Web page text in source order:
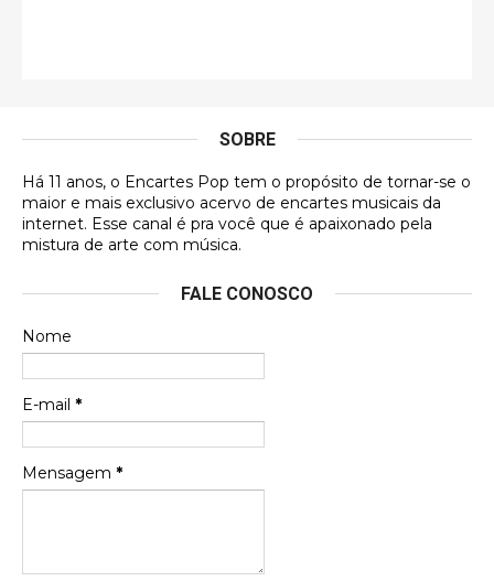
DVD MIDINHO
Francierton
futuras aquisições, e olhando o encarte aqui, me
Francierton
Espero que tenham sentido minha falta, informo
que estou de volta para trazer mais contribuições
SOBRE
Há 11 anos, o Encartes Pop tem o propósito de tornar-se o
maior e mais exclusivo acervo de encartes musicais da
internet. Esse canal é pra você que é apaixonado pela
mistura de arte com música.
FALE CONOSCO
Nome
E-mail *
Mensagem *